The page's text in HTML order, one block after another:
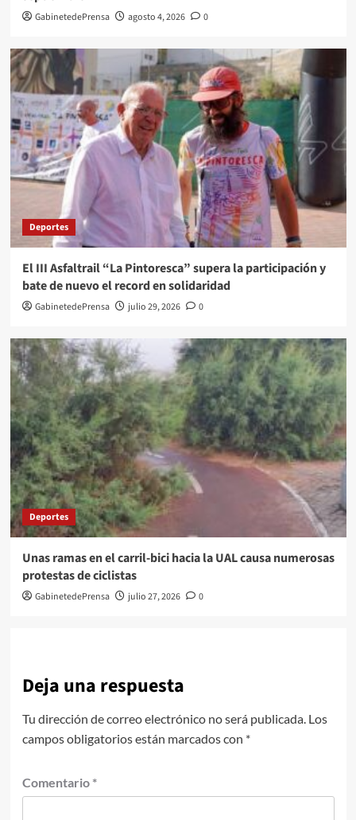
GabinetedePrensa agosto 4, 2026 0
Deportes
El III Asfaltrail “La Pintoresca” supera la participación y
bate de nuevo el record en solidaridad
GabinetedePrensa julio 29, 2026 0
Deportes
Unas ramas en el carril-bici hacia la UAL causa numerosas
protestas de ciclistas
GabinetedePrensa julio 27, 2026 0
Deja una respuesta
Tu dirección de correo electrónico no será publicada. Los
campos obligatorios están marcados con *
Comentario *